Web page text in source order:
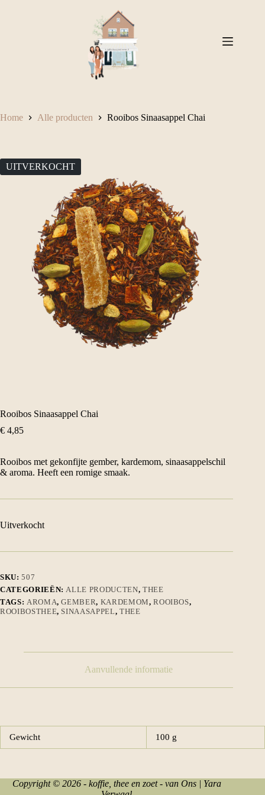
Home Alle producten Rooibos Sinaasappel Chai
UITVERKOCHT
Rooibos Sinaasappel Chai
€ 4,85
Rooibos met gekonfijte gember, kardemom, sinaasappelschil
& aroma. Heeft een romige smaak.
Uitverkocht
SKU:507
CATEGORIEËN: ALLE PRODUCTEN, THEE
TAGS: AROMA,GEMBER, KARDEMOM,ROOIBOS,
ROOIBOSTHEE, SINAASAPPEL, THEE
Aanvullende informatie
Gewicht 100 g
Copyright © 2026 - koffie, thee en zoet - van Ons | Yara